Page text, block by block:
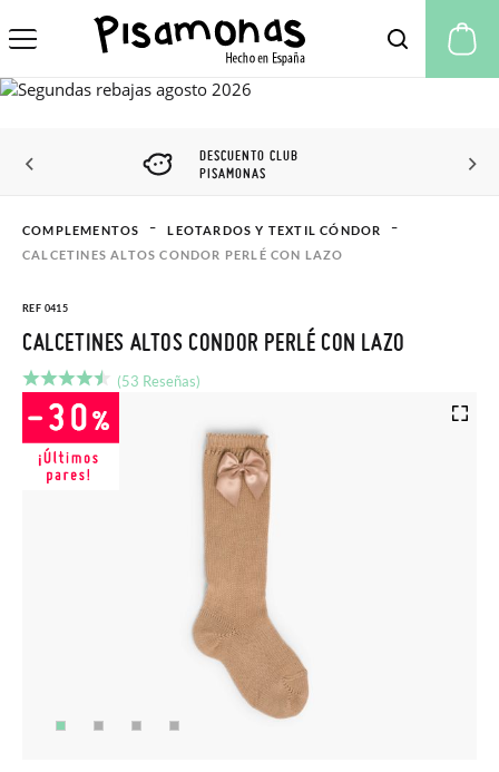
DESCUENTO CLUB
PISAMONAS
COMPLEMENTOS
LEOTARDOS Y TEXTIL CÓNDOR
CALCETINES ALTOS CONDOR PERLÉ CON LAZO
REF 0415
CALCETINES ALTOS CONDOR PERLÉ CON LAZO
(53 Reseñas)